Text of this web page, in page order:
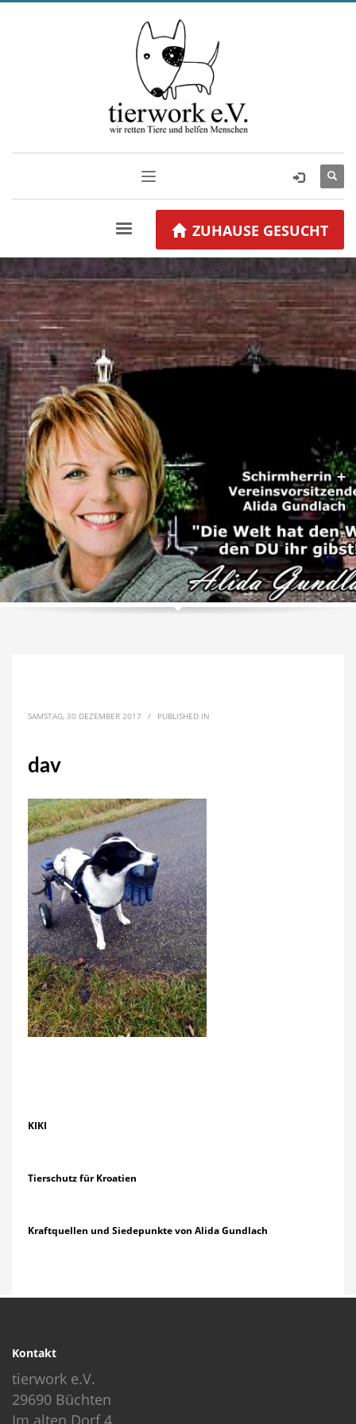
ZUHAUSE GESUCHT
SAMSTAG, 30 DEZEMBER 2017 / PUBLISHED IN
dav
KIKI
Tierschutz für Kroatien
Kraftquellen und Siedepunkte von Alida Gundlach
Kontakt
tierwork e.V.
29690 Büchten
Im alten Dorf 4